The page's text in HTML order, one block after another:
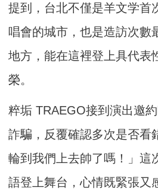
提到，台北不僅是羊文学首
唱會的城市，也是造訪次數
地方，能在這裡登上具代表
榮。
粹垢 TRAEGO接到演出邀
詐騙，反覆確認多次是否看
輪到我們上去帥了嗎！」這
語登上舞台，心情既緊張又